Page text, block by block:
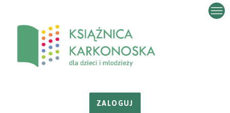
zawartości
nawigacji
paska